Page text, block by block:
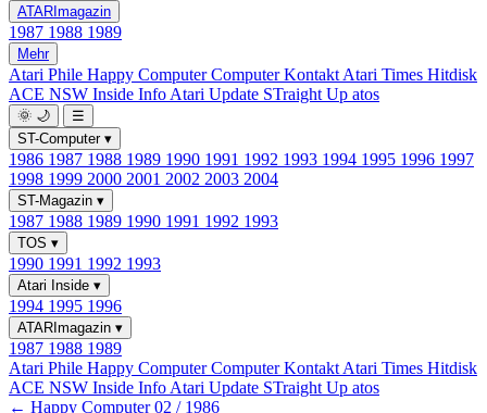
ATARImagazin
1987 1988 1989
Mehr
Atari Phile Happy ComputerComputer Kontakt Atari Times Hitdisk
ACE NSW Inside Info Atari Update STraight Up atos
🌞 🌙
☰
ST-Computer ▾
1986 1987 1988 1989 1990 1991 1992 1993 1994 1995 1996 1997
1998 1999 2000 2001 2002 2003 2004
ST-Magazin ▾
1987 1988 1989 1990 1991 1992 1993
TOS ▾
1990 1991 1992 1993
Atari Inside ▾
1994 1995 1996
ATARImagazin ▾
1987 1988 1989
Atari Phile Happy ComputerComputer Kontakt Atari Times Hitdisk
ACE NSW Inside Info Atari Update STraight Up atos
← Happy Computer 02 / 1986